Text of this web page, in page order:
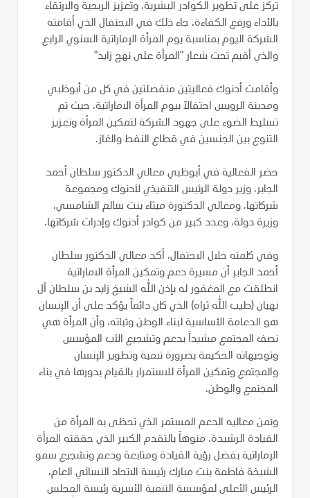
تركز على تطوير الكوادر البشرية، وتعزيز الربحية والارتقاء
بالأداء ورفع الكفاءة. جاء ذلك في الاحتفال الذي أقامته
الشركة اليوم بمناسبة يوم المرأة الإماراتية السنوي الرابع
والذي أقيم تحت شعار "المرأة على نهج زايد"
وأقامت أدنوك فعاليتين منفصلتين في كل من أبوظبي
ومدينة الرويس احتفالاً بيوم المرأة الاماراتية، حيث تم
تسليط الضوء على جهود الشركة لتمكين المرأة وتعزيز
التنوع بين الجنسين في قطاع النفط والغاز.
حضر الفعالية في أبوظبي معالي الدكتور سلطان أحمد
الجابر، وزير دولة الرئيس التنفيذي لأدنوك ومجموعة
شركاتها، ومعالي الدكتورة ميثاء بنت سالم الشامسي،
وزيرة دولة، وعدد كبير من كوادر أدنوك وإدرات شركاتها.
وفي كلمته خلال الاحتفال، أكد معالي الدكتور سلطان
أحمد الجابر أن مسيرة دعم وتمكين المرأة الاماراتية
انطلقت مع المغفور له بإذن الله الشيخ زايد بن سلطان آل
نهيان (طيب الله ثراه) الذي كان دائماً يؤكد على أن الإنسان
هو الدعامة الأساسية لبناء الوطن وثباته، وأن المرأة هي
نصف المجتمع مشيداً بدعم وتشجيع الأب المؤسس
وتوجيهاته الحكيمة بضرورة تنمية وتطوير الإنسان
والمجتمع وتمكين المرأة للاستمرار بالقيام بدورها في بناء
المجتمع والوطن.
وثمن معاليه الدعم المستمر الذي تحظى به المرأة من
القيادة الرشيدة، منوهاً بالتقدم الكبير الذي حققته المرأة
الإماراتية بفضل رؤية القيادة ومتابعة ودعم وتشجيع سمو
الشيخة فاطمة بنت مبارك رئيسة الاتحاد النسائي العام،
الرئيس الأعلى لمؤسسة التنمية الأسرية رئيسة المجلس